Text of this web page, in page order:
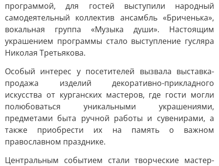
программой, для гостей выступили народный
самодеятельный коллектив ансамбль «Бриченька»,
вокальная группа «Музыка души». Настоящим
украшением программы стало выступление гусляра
Николая Третьякова.
Особый интерес у посетителей вызвала выставка-
продажа изделий декоративно-прикладного
искусства от курганских мастеров, где гости могли
полюбоваться уникальными украшениями,
предметами быта ручной работы и сувенирами, а
также приобрести их на память о важном
православном празднике.
Центральным событием стали творческие мастер-